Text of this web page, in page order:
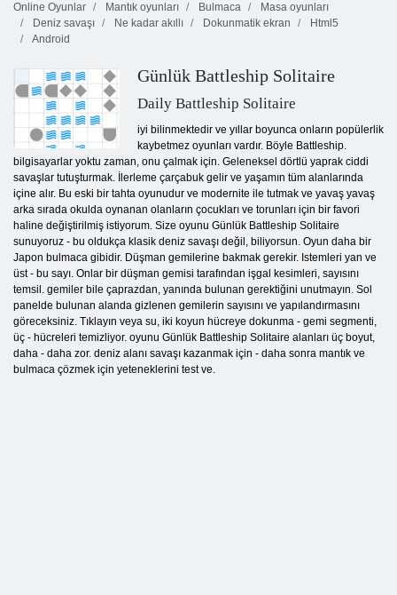
Online Oyunlar
Mantık oyunları Bulmaca
Masa oyunları
Deniz savaşı
Ne kadar akıllı Dokunmatik ekran
Html5
Android
Günlük Battleship Solitaire
Daily Battleship Solitaire
iyi bilinmektedir ve yıllar boyunca onların popülerlik
kaybetmez oyunları vardır. Böyle Battleship.
bilgisayarlar yoktu zaman, onu çalmak için. Geleneksel dörtlü yaprak ciddi
savaşlar tutuşturmak. İlerleme çarçabuk gelir ve yaşamın tüm alanlarında
içine alır. Bu eski bir tahta oyunudur ve modernite ile tutmak ve yavaş yavaş
arka sırada okulda oynanan olanların çocukları ve torunları için bir favori
haline değiştirilmiş istiyorum. Size oyunu Günlük Battleship Solitaire
sunuyoruz - bu oldukça klasik deniz savaşı değil, biliyorsun. Oyun daha bir
Japon bulmaca gibidir. Düşman gemilerine bakmak gerekir. Istemleri yan ve
üst - bu sayı. Onlar bir düşman gemisi tarafından işgal kesimleri, sayısını
temsil. gemiler bile çaprazdan, yanında bulunan gerektiğini unutmayın. Sol
panelde bulunan alanda gizlenen gemilerin sayısını ve yapılandırmasını
göreceksiniz. Tıklayın veya su, iki koyun hücreye dokunma - gemi segmenti,
üç - hücreleri temizliyor. oyunu Günlük Battleship Solitaire alanları üç boyut,
daha - daha zor. deniz alanı savaşı kazanmak için - daha sonra mantık ve
bulmaca çözmek için yeteneklerini test ve.